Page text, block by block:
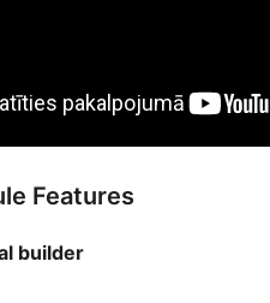
Features
builder